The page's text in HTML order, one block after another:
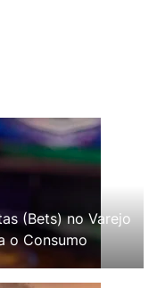
(Bets) no Varejo
o Consumo